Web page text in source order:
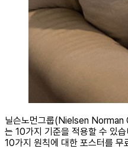
닐슨노먼그룹(Nielsen Norman
는 10가지 기준을 적용할 수 있
10가지 원칙에 대한 포스터를